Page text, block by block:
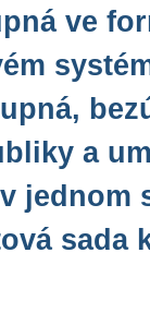
ve
a
jednom
sada